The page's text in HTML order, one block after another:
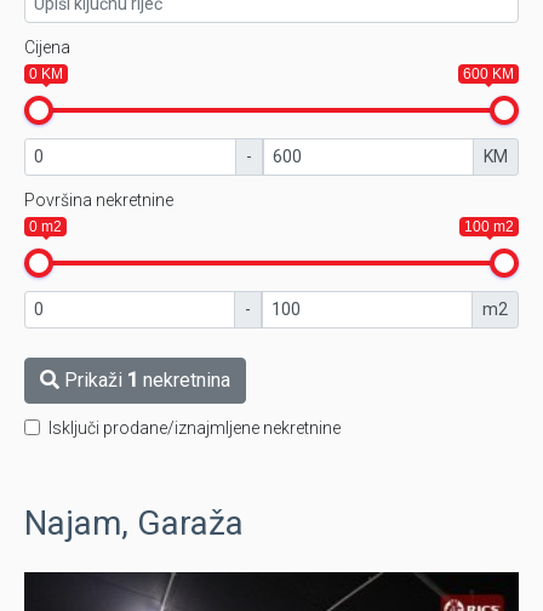
Cijena
0 KM 600 KM
- KM
Površina nekretnine
0 m2 100 m2
- m2
Prikaži 1 nekretnina
Isključi prodane/iznajmljene nekretnine
Najam, Garaža